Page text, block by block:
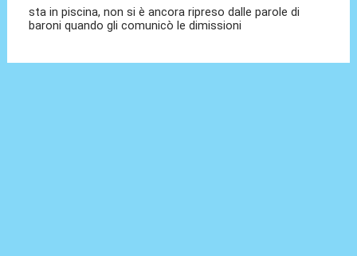
sta in piscina, non si è ancora ripreso dalle parole di
baroni quando gli comunicò le dimissioni